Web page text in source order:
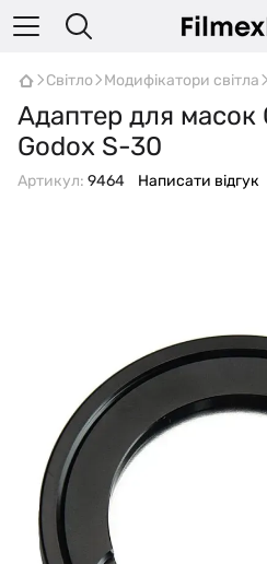
Світло Модифікатори світла
Адаптер для масок
Godox S-30
Артикул: 9464 Написати відгук